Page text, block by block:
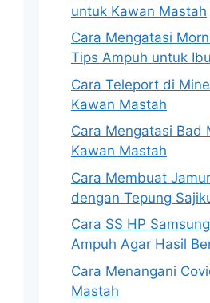
untuk Kawan Mastah
Cara Mengatasi
Tips Ampuh untuk
Cara Teleport di
Kawan Mastah
Cara Mengatasi Bad
Kawan Mastah
Cara Membuat
dengan Tepung
Cara SS HP
Ampuh Agar Hasil
Cara Menangani
Mastah